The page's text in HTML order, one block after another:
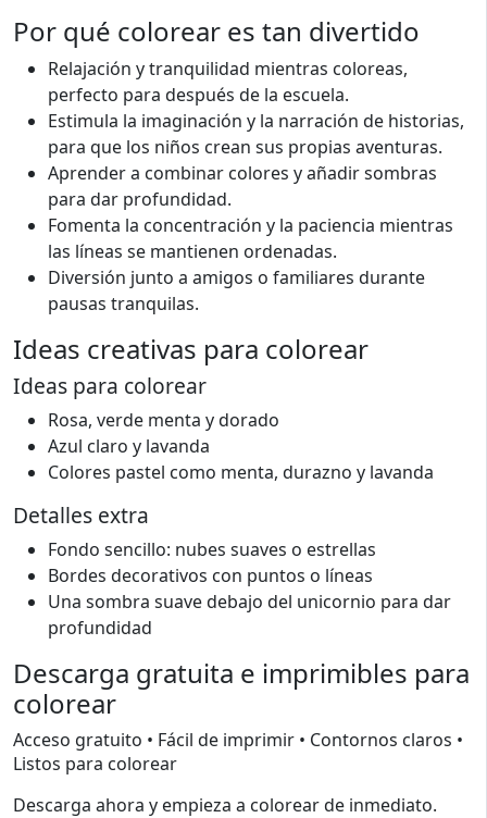
Por qué colorear es tan divertido
Relajación y tranquilidad mientras coloreas,
perfecto para después de la escuela.
Estimula la imaginación y la narración de historias,
para que los niños crean sus propias aventuras.
Aprender a combinar colores y añadir sombras
para dar profundidad.
Fomenta la concentración y la paciencia mientras
las líneas se mantienen ordenadas.
Diversión junto a amigos o familiares durante
pausas tranquilas.
Ideas creativas para colorear
Ideas para colorear
Rosa, verde menta y dorado
Azul claro y lavanda
Colores pastel como menta, durazno y lavanda
Detalles extra
Fondo sencillo: nubes suaves o estrellas
Bordes decorativos con puntos o líneas
Una sombra suave debajo del unicornio para dar
profundidad
Descarga gratuita e imprimibles para
colorear
Acceso gratuito • Fácil de imprimir • Contornos claros •
Listos para colorear
Descarga ahora y empieza a colorear de inmediato.